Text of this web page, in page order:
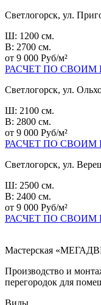
Светлогорск, ул.
Ш: 1200 см.
В: 2700 см.
от 9 000 Руб/м²
РАСЧЕТ ПО СВОИМ
Светлогорск, ул.
Ш: 2100 см.
В: 2800 см.
от 9 000 Руб/м²
РАСЧЕТ ПО СВОИМ
Светлогорск, ул.
Ш: 2500 см.
В: 2400 см.
от 9 000 Руб/м²
РАСЧЕТ ПО СВОИМ
Мастерская
Производство и
перегородок для
Виды